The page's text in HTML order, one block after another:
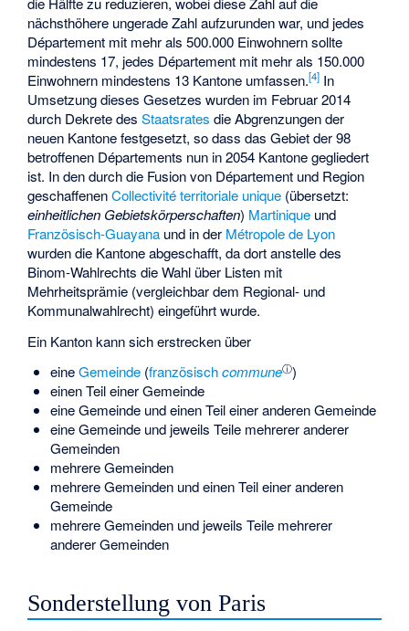
nächsthöhere ungerade Zahl aufzurunden war, und jedes
Département mit mehr als 500.000 Einwohnern sollte
mindestens 17, jedes Département mit mehr als 150.000
Einwohnern mindestens 13 Kantone umfassen.[4] In
Umsetzung dieses Gesetzes wurden im Februar 2014
durch Dekrete desStaatsrates die Abgrenzungen der
neuen Kantone festgesetzt, so dass das Gebiet der 98
betroffenen Départements nun in 2054 Kantone gegliedert
ist. In den durch die Fusion von Département und Region
geschaffenenCollectivité territoriale unique (übersetzt:
einheitlichen Gebietskörperschaften) Martinique und
Französisch-Guayana und in der Métropole de Lyon
wurden die Kantone abgeschafft, da dort anstelle des
Binom-Wahlrechts die Wahl über Listen mit
Mehrheitsprämie (vergleichbar dem Regional- und
Kommunalwahlrecht) eingeführt wurde.
Ein Kanton kann sich erstrecken über
eineGemeinde(französisch communeⓘ)
einen Teil einer Gemeinde
eine Gemeinde und einen Teil einer anderen Gemeinde
eine Gemeinde und jeweils Teile mehrerer anderer
Gemeinden
mehrere Gemeinden
mehrere Gemeinden und einen Teil einer anderen
Gemeinde
mehrere Gemeinden und jeweils Teile mehrerer
anderer Gemeinden
Sonderstellung von Paris